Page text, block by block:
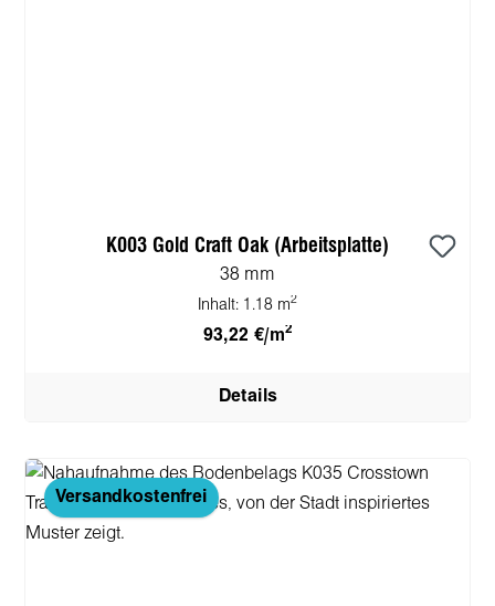
K003 Gold Craft Oak (Arbeitsplatte)
38 mm
Inhalt: 1.18 m2
93,22 €/m2
Details
Versandkostenfrei